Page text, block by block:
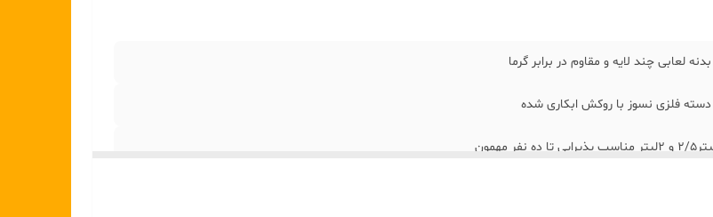
لعابی چند لایه و مقاوم در برابر گرما
فلزی نسوز با روکش ابکاری شده
نفر مهمون